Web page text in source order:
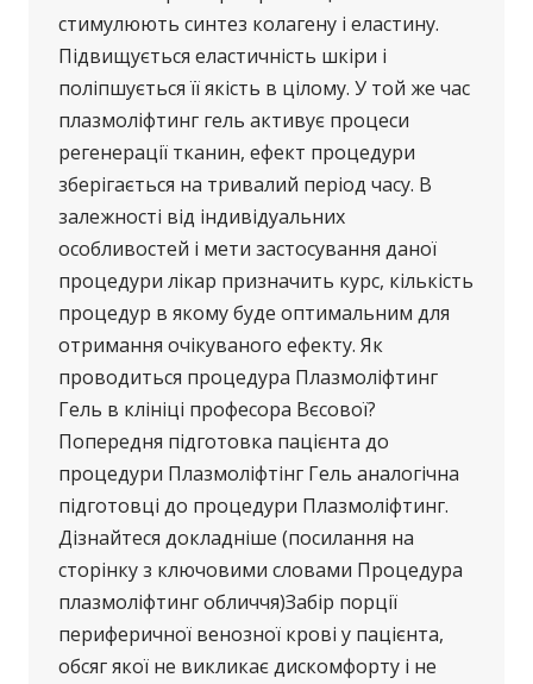
стимулюють синтез колагену і еластину.
Підвищується еластичність шкіри і
поліпшується її якість в цілому. У той же час
плазмоліфтинг гель активує процеси
регенерації тканин, ефект процедури
зберігається на тривалий період часу. В
залежності від індивідуальних
особливостей і мети застосування даної
процедури лікар призначить курс, кількість
процедур в якому буде оптимальним для
отримання очікуваного ефекту. Як
проводиться процедура Плазмоліфтинг
Гель в клініці професора Вєсової?
Попередня підготовка пацієнта до
процедури Плазмоліфтінг Гель аналогічна
підготовці до процедури Плазмоліфтинг.
Дізнайтеся докладніше (посилання на
сторінку з ключовими словами Процедура
плазмоліфтинг обличчя)Забір порції
периферичної венозної крові у пацієнта,
обсяг якої не викликає дискомфорту і не